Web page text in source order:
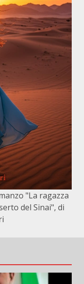
"La ragazza
del Sinai", di